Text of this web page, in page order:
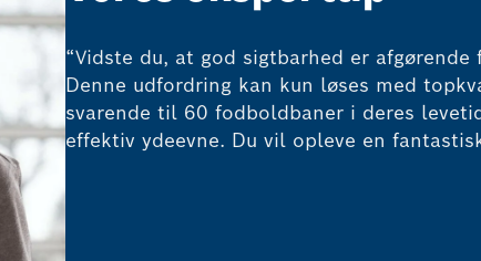
“Vidste du, at god sigtbarhed er
Denne udfordring kan kun løses med
svarende til 60 fodboldbaner i deres
effektiv ydeevne. Du vil opleve en